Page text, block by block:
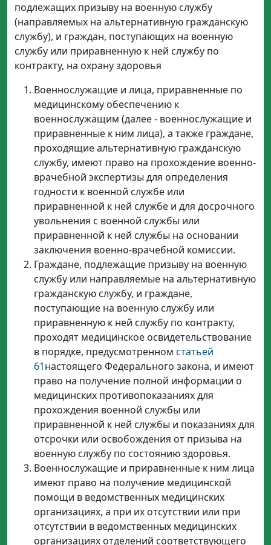
подлежащих призыву на военную службу
(направляемых на альтернативную гражданскую
службу), и граждан, поступающих на военную
службу или приравненную к ней службу по
контракту, на охрану здоровья
Военнослужащие и лица, приравненные по
медицинскому обеспечению к
военнослужащим (далее - военнослужащие и
приравненные к ним лица), а также граждане,
проходящие альтернативную гражданскую
службу, имеют право на прохождение военно-
врачебной экспертизы для определения
годности к военной службе или
приравненной к ней службе и для досрочного
увольнения с военной службы или
приравненной к ней службы на основании
заключения военно-врачебной комиссии.
Граждане, подлежащие призыву на военную
службу или направляемые на альтернативную
гражданскую службу, и граждане,
поступающие на военную службу или
приравненную к ней службу по контракту,
проходят медицинское освидетельствование
в порядке, предусмотренном статьей
61настоящего Федерального закона, и имеют
право на получение полной информации о
медицинских противопоказаниях для
прохождения военной службы или
приравненной к ней службы и показаниях для
отсрочки или освобождения от призыва на
военную службу по состоянию здоровья.
Военнослужащие и приравненные к ним лица
имеют право на получение медицинской
помощи в ведомственных медицинских
организациях, а при их отсутствии или при
отсутствии в ведомственных медицинских
организациях отделений соответствующего